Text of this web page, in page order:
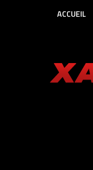
ACCUEIL